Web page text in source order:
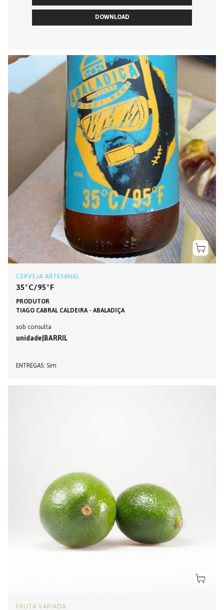
CERVEJA ARTESANAL
35ºC/95ºF
PRODUTOR
TIAGO CABRAL CALDEIRA - ABALADIÇA
sob consulta
unidade|BARRIL
ENTREGAS Sim
FRUTA VARIADA
DOWNLOAD